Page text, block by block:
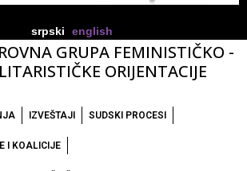
srpski english
GRUPA FEMINISTIČKO -
ORIJENTACIJE
IZVEŠTAJI SUDSKI PROCESI
I KOALICIJE